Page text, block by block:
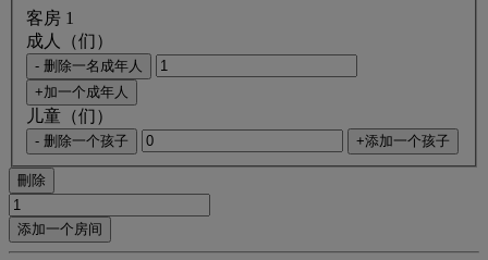
客房 1
成人（们）
- 删除一名成年人
+加一个成年人
儿童（们）
- 删除一个孩子 +添加一个孩子
刪除
添加一个房间